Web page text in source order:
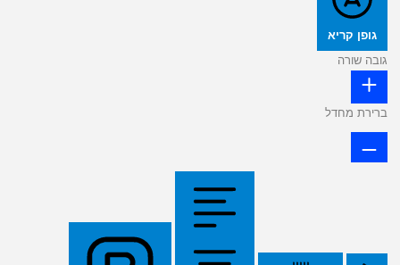
גופן קריא
גובה שורה
ברירת מחדל